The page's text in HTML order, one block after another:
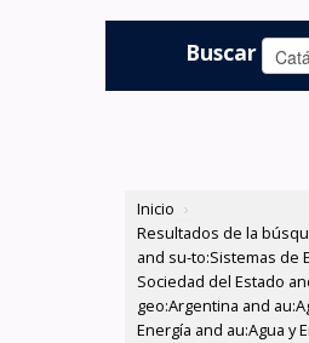
Buscar
Inicio ›
Resultados de la
and su-to:Sistemas de
Sociedad del Estado
geo:Argentina and
Energía and au:Agua y